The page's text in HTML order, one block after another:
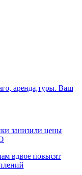
аренда,туры. Ваш
занизили цены
вдвое повысят